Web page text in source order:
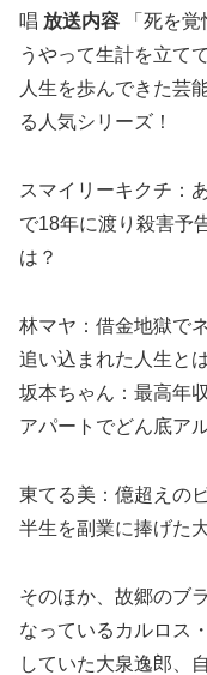
唱 放送内容 「死を
うやって生計を立て
人生を歩んできた芸
る人気シリーズ！
スマイリーキクチ：
で18年に渡り殺害予
は？
林マヤ：借金地獄で
追い込まれた人生と
坂本ちゃん：最高年
アパートでどん底ア
東てる美：億超えの
半生を副業に捧げた
そのほか、故郷のブ
なっているカルロス
していた大泉逸郎、